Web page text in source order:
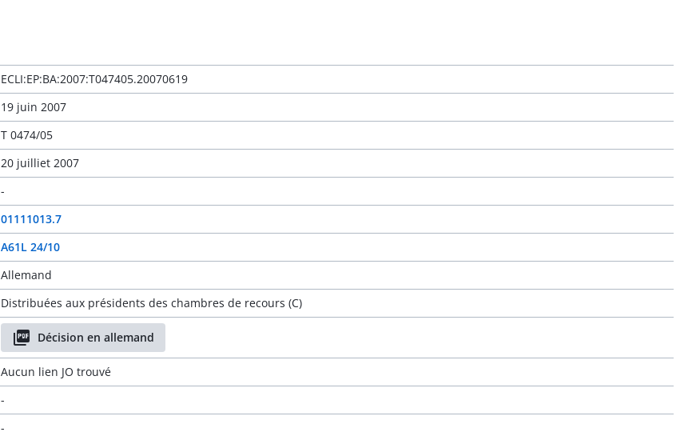
ECLI:EP:BA:2007:T047405.20070619
19 juin 2007
T 0474/05
20 juilliet 2007
-
01111013.7
A61L 24/10
Allemand
Distribuées aux présidents des chambres de recours (C)
Décision en allemand
Aucun lien JO trouvé
-
-